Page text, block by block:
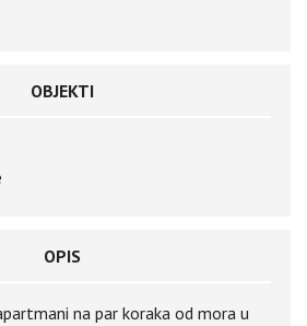
OBJEKTI
OPIS
na par koraka od mora u